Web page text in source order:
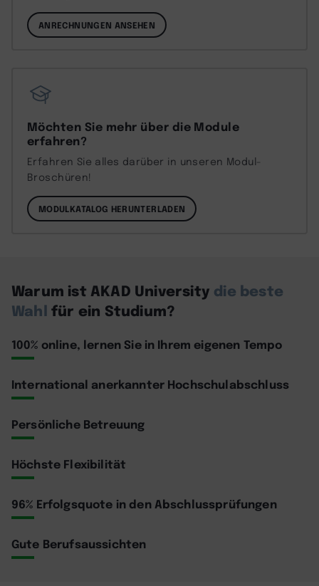
ANRECHNUNGEN ANSEHEN
Möchten Sie mehr über die Module
erfahren?
Erfahren Sie alles darüber in unseren Modul-
Broschüren!
MODULKATALOG HERUNTERLADEN
Warum ist AKAD University die beste
Wahl für ein Studium?
100% online, lernen Sie in Ihrem eigenen Tempo
International anerkannter Hochschulabschluss
Persönliche Betreuung
Höchste Flexibilität
96% Erfolgsquote in den Abschlussprüfungen
Gute Berufsaussichten